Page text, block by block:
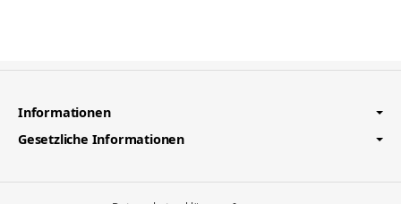
Informationen
Gesetzliche Informationen